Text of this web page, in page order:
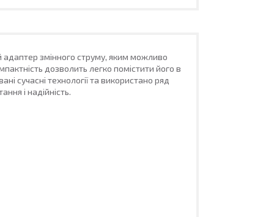
адаптер змінного струму, яким можливо
дозволить легко помістити його в
сучасні технології та використано ряд
і надійність.